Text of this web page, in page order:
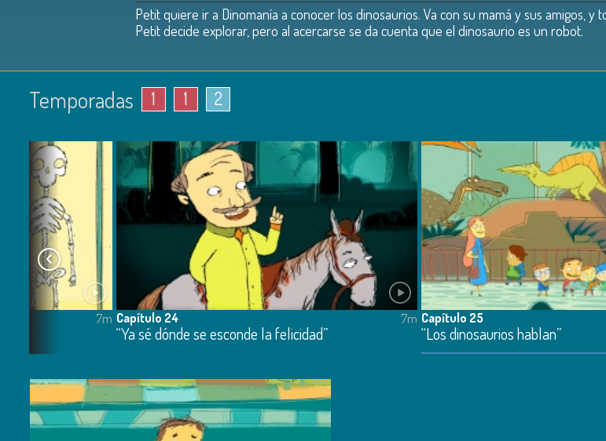
Petit quiere ir a Dinomanía a conocer los dinosaurios. Va con su mamá y sus amigos,
Petit decide explorar, pero al acercarse se da cuenta que el dinosaurio es un robot.
Temporadas 1 1 2
7m Capítulo 24
“Ya sé dónde se esconde la felicidad”
7m Capítulo 25
“Los dinosaurios hablan”